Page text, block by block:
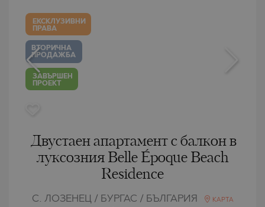
ЕКСКЛУЗИВНИ
ПРАВА
ВТОРИЧНА
ПРОДАЖБА
ЗАВЪРШЕН
ПРОЕКТ
Двустаен апартамент с балкон в
луксозния Belle Époque Beach
Residence
С. ЛОЗЕНЕЦ / БУРГАС / БЪЛГАРИЯ КАРТА